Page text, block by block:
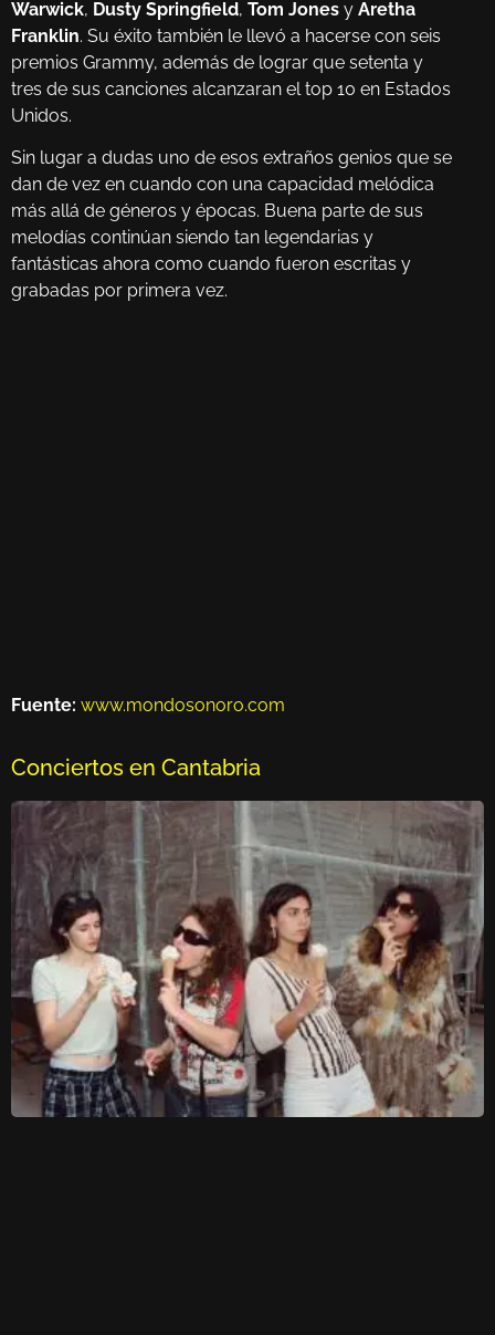
Warwick, Dusty Springfield, Tom Jones y Aretha
Franklin. Su éxito también le llevó a hacerse con seis
premios Grammy, además de lograr que setenta y
tres de sus canciones alcanzaran el top 10 en Estados
Unidos.
Sin lugar a dudas uno de esos extraños genios que se
dan de vez en cuando con una capacidad melódica
más allá de géneros y épocas. Buena parte de sus
melodías continúan siendo tan legendarias y
fantásticas ahora como cuando fueron escritas y
grabadas por primera vez.
Fuente: www.mondosonoro.com
Conciertos en Cantabria